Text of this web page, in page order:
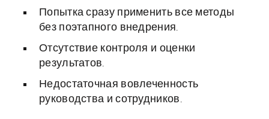
Попытка сразу применить все методы
без поэтапного внедрения.
Отсутствие контроля и оценки
результатов.
Недостаточная вовлеченность
руководства и сотрудников.